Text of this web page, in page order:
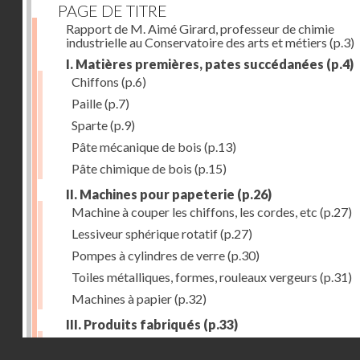
PAGE DE TITRE
Rapport de M. Aimé Girard, professeur de chimie
industrielle au Conservatoire des arts et métiers (p.3)
I. Matières premières, pates succédanées (p.4)
Chiffons (p.6)
Paille(p.7)
Sparte(p.9)
Pâte mécanique de bois (p.13)
Pâte chimique de bois (p.15)
II. Machines pour papeterie (p.26)
Machine à couper les chiffons, les cordes, etc (p.27)
Lessiveur sphérique rotatif(p.27)
Pompes à cylindres de verre(p.30)
Toiles métalliques, formes, rouleaux vergeurs (p.31)
Machines à papier(p.32)
III. Produits fabriqués (p.33)
Papiers à journaux(p.39)